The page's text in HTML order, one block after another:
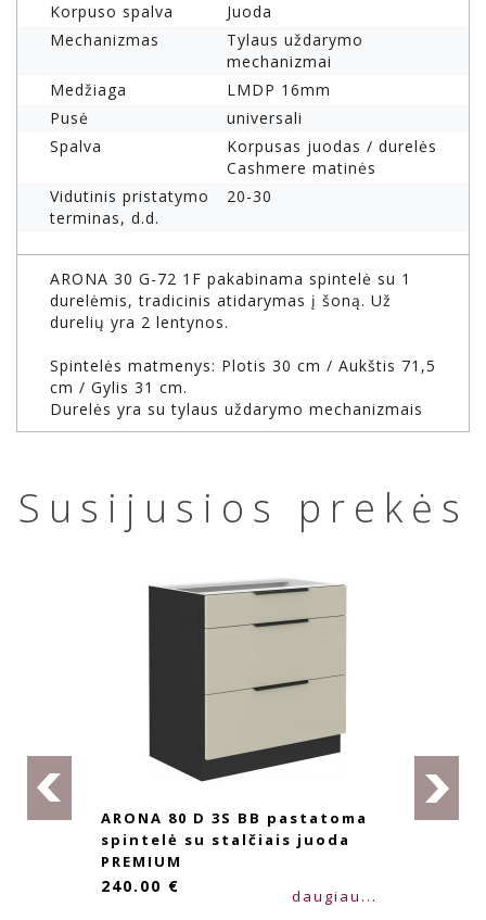
Korpuso spalva
Juoda
Mechanizmas
Tylaus uždarymo
mechanizmai
Medžiaga
LMDP 16mm
Pusė
universali
Spalva
Korpusas juodas / durelės
Cashmere matinės
Vidutinis pristatymo
terminas, d.d.
20-30
ARONA 30 G-72 1F pakabinama spintelė su 1
durelėmis, tradicinis atidarymas į šoną. Už
durelių yra 2 lentynos.
Spintelės matmenys: Plotis 30 cm / Aukštis 71,5
cm / Gylis 31 cm.
Durelės yra su tylaus uždarymo mechanizmais
Susijusios prekės
ARONA 80 D 3S BB pastatoma
spintelė su stalčiais juoda
PREMIUM
240.00 € daugiau...